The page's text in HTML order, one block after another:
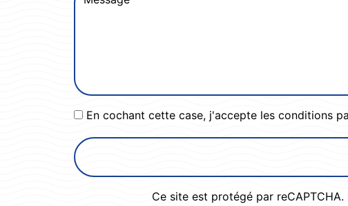
En cochant cette case, j'accepte les conditions
Ce site est protégé par reCAPTCHA.